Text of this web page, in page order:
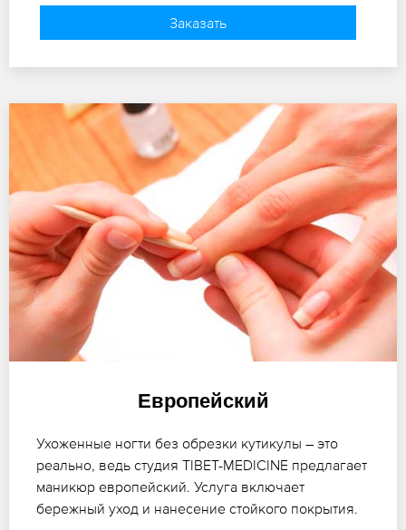
Заказать
Европейский
Ухоженные ногти без обрезки кутикулы – это
реально, ведь студия TIBET-MEDICINE предлагает
маникюр европейский. Услуга включает
бережный уход и нанесение стойкого покрытия.